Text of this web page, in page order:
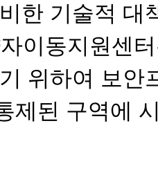
한 기술적 대
이동지원센
위하여 보안
제된 구역에